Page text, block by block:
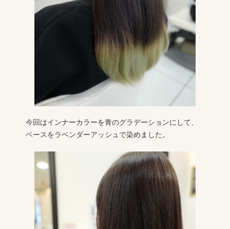
今回はインナーカラーを青のグラデーションにして、
ベースをラベンダーアッシュで染めました。